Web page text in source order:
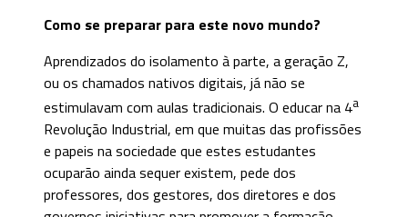
Como se preparar para este novo mundo?
Aprendizados do isolamento à parte, a geração Z,
ou os chamados nativos digitais, já não se
estimulavam com aulas tradicionais. O educar na 4a
Revolução Industrial, em que muitas das profissões
e papeis na sociedade que estes estudantes
ocuparão ainda sequer existem, pede dos
professores, dos gestores, dos diretores e dos